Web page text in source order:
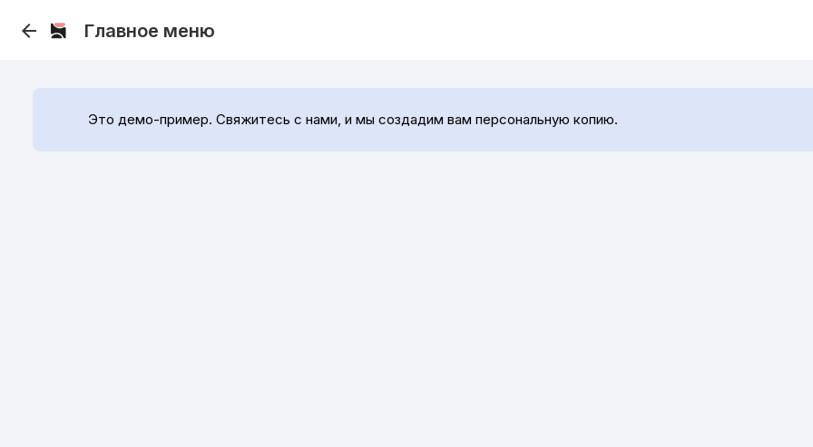
arrow_back Главное меню
Это демо-пример. Свяжитесь с нами, и мы создадим вам персональную копию.